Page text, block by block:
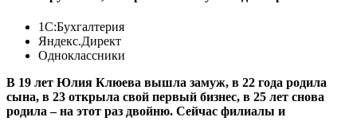
1С:Бухгалтерия
Яндекс.Директ
Одноклассники
В 19 лет Юлия Клюева вышла замуж, в 22 года родила
сына, в 23 открыла свой первый бизнес, в 25 лет снова
родила – на этот раз двойню. Сейчас филиалы и